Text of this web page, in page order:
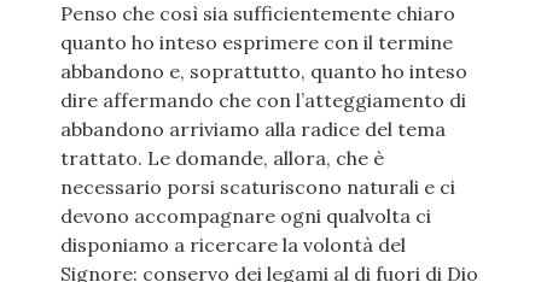
Penso che così sia sufficientemente chiaro
quanto ho inteso esprimere con il termine
abbandono e, soprattutto, quanto ho inteso
dire affermando che con l’atteggiamento di
abbandono arriviamo alla radice del tema
trattato. Le domande, allora, che è
necessario porsi scaturiscono naturali e ci
devono accompagnare ogni qualvolta ci
disponiamo a ricercare la volontà del
Signore: conservo dei legami al di fuori di Dio